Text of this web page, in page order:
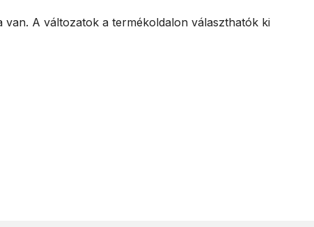
van. A változatok a termékoldalon választhatók ki